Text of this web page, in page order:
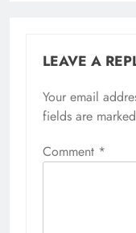
LEAVE A
Your email
fields are marked
Comment *